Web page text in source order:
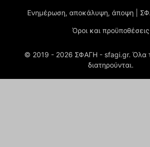
Ενημέρωση, αποκάλυψη, άποψη |
Όροι και προϋποθέσεις
© 2019 - 2026 ΣΦΑΓΗ - sfagi.gr. Όλα
διατηρούνται.